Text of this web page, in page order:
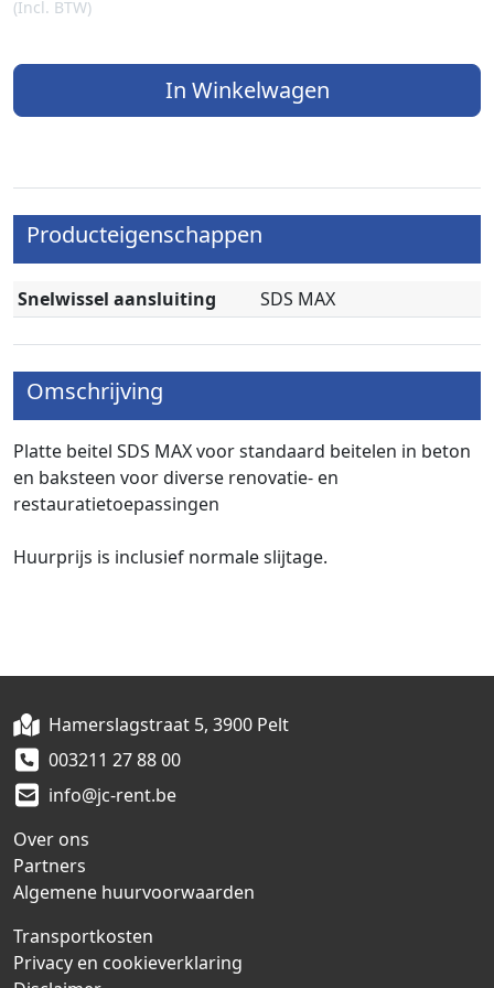
(Incl. BTW)
In Winkelwagen
Producteigenschappen
Snelwissel aansluiting SDS MAX
Omschrijving
Platte beitel SDS MAX voor standaard beitelen in beton
en baksteen voor diverse renovatie- en
restauratietoepassingen
Huurprijs is inclusief normale slijtage.
Hamerslagstraat 5, 3900 Pelt
003211 27 88 00
info@jc-rent.be
Over ons
Partners
Algemene huurvoorwaarden
Transportkosten
Privacy en cookieverklaring